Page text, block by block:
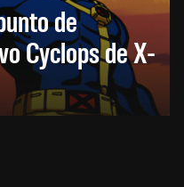
de
Cyclops de X-